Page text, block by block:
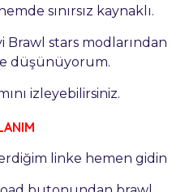
sınırsız kaynaklı.
stars modlarından
düşünüyorum.
izleyebilirsiniz.
linke hemen gidin